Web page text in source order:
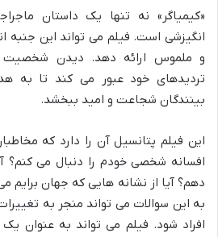
«کیمیاگر» نه تنها یک داستان
انگیزشی است. فیلم می تواند این جنبه
و ملموس ارائه دهد. دیدن
تردیدهای خود عبور می کند تا به
بینندگان شجاعت و امید ببخشد.
این فیلم پتانسیل آن را دارد که
افسانه شخصی خودم را دنبال می کنم؟
دهم؟ آیا از نشانه هایی که جهان برایم
به این سوالات می تواند منجر به
افراد شود. فیلم می تواند به عنوان یک